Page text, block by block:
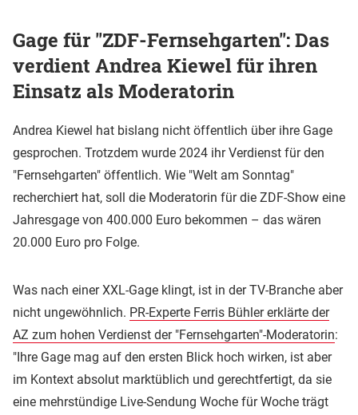
Gage für "ZDF-Fernsehgarten": Das
verdient Andrea Kiewel für ihren
Einsatz als Moderatorin
Andrea Kiewel hat bislang nicht öffentlich über ihre Gage
gesprochen. Trotzdem wurde 2024 ihr Verdienst für den
"Fernsehgarten" öffentlich. Wie "Welt am Sonntag"
recherchiert hat, soll die Moderatorin für die ZDF-Show eine
Jahresgage von 400.000 Euro bekommen – das wären
20.000 Euro pro Folge.
Was nach einer XXL-Gage klingt, ist in der TV-Branche aber
nicht ungewöhnlich. PR-Experte Ferris Bühler erklärte der
AZ zum hohen Verdienst der "Fernsehgarten"-Moderatorin:
"Ihre Gage mag auf den ersten Blick hoch wirken, ist aber
im Kontext absolut marktüblich und gerechtfertigt, da sie
eine mehrstündige Live-Sendung Woche für Woche trägt